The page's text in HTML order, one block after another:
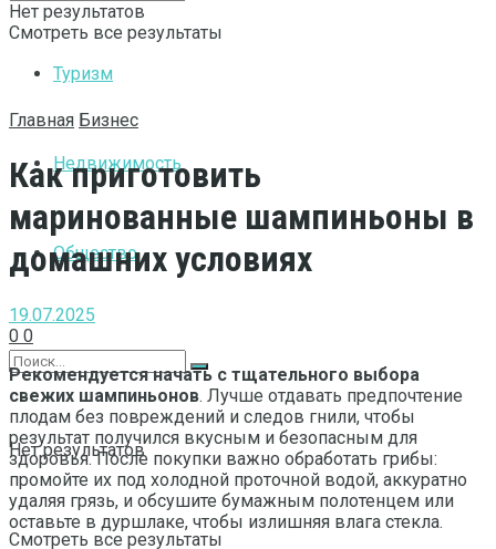
Туризм
Недвижимость
Общество
Нет результатов
Смотреть все результаты
Нет результатов
Смотреть все результаты
Главная Бизнес
Как приготовить
маринованные шампиньоны в
домашних условиях
19.07.2025
0 0
Рекомендуется начать с тщательного выбора
свежих шампиньонов. Лучше отдавать предпочтение
плодам без повреждений и следов гнили, чтобы
результат получился вкусным и безопасным для
здоровья. После покупки важно обработать грибы:
промойте их под холодной проточной водой, аккуратно
удаляя грязь, и обсушите бумажным полотенцем или
оставьте в дуршлаке, чтобы излишняя влага стекла.